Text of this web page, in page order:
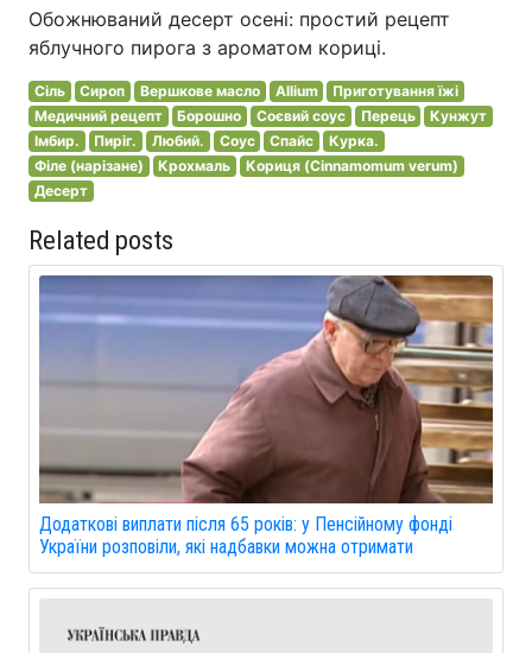
Обожнюваний десерт осені: простий рецепт
яблучного пирога з ароматом кориці.
Сіль Сироп Вершкове масло Allium
Приготування їжі
Медичний рецепт
Борошно Соєвий соус Перець
Кунжут
Імбир.
Пиріг. Любий. Соус Спайс
Курка.
Філе (нарізане)
Крохмаль
Кориця (Cinnamomum verum)
Десерт
Related posts
Додаткові виплати після 65 років: у Пенсійному фонді
України розповіли, які надбавки можна отримати